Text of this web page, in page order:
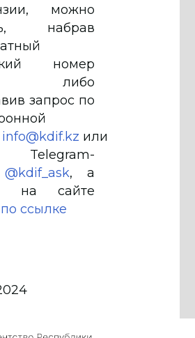
можно
набрав
номер
либо
запрос по
info@kdif.kz или
@kdif_ask, а
на сайте
по ссылке